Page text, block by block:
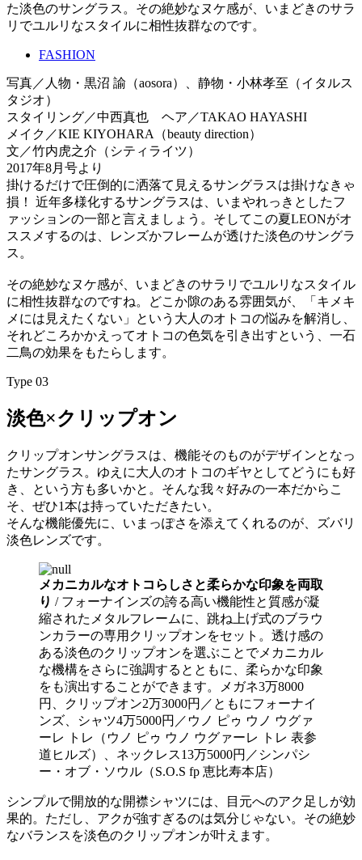
た淡色のサングラス。その絶妙なヌケ感が、いまどきのサラ
リでユルリなスタイルに相性抜群なのです。
FASHION
写真／人物・黒沼 諭（aosora）、静物・小林孝至（イタルス
タジオ）
スタイリング／中西真也 ヘア／TAKAO HAYASHI
メイク／KIE KIYOHARA（beauty direction）
文／竹内虎之介（シティライツ）
2017年8月号より
掛けるだけで圧倒的に洒落て見えるサングラスは掛けなきゃ
損！ 近年多様化するサングラスは、いまやれっきとしたフ
ァッションの一部と言えましょう。そしてこの夏LEONがオ
ススメするのは、レンズかフレームが透けた淡色のサングラ
ス。
その絶妙なヌケ感が、いまどきのサラリでユルリなスタイル
に相性抜群なのですね。どこか隙のある雰囲気が、「キメキ
メには見えたくない」という大人のオトコの悩みを解消し、
それどころかかえってオトコの色気を引き出すという、一石
二鳥の効果をもたらします。
Type 03
淡色×クリップオン
クリップオンサングラスは、機能そのものがデザインとなっ
たサングラス。ゆえに大人のオトコのギヤとしてどうにも好
き、という方も多いかと。そんな我々好みの一本だからこ
そ、ぜひ1本は持っていただきたい。
そんな機能優先に、いまっぽさを添えてくれるのが、ズバリ
淡色レンズです。
メカニカルなオトコらしさと柔らかな印象を両取
り / フォーナインズの誇る高い機能性と質感が凝
縮されたメタルフレームに、跳ね上げ式のブラウ
ンカラーの専用クリップオンをセット。透け感の
ある淡色のクリップオンを選ぶことでメカニカル
な機構をさらに強調するとともに、柔らかな印象
をも演出することができます。メガネ3万8000
円、クリップオン2万3000円／ともにフォーナイ
ンズ、シャツ4万5000円／ウノ ピゥ ウノ ウグァ
ーレ トレ（ウノ ピゥ ウノ ウグァーレ トレ 表参
道ヒルズ）、ネックレス13万5000円／シンパシ
ー・オブ・ソウル（S.O.S fp 恵比寿本店）
シンプルで開放的な開襟シャツには、目元へのアク足しが効
果的。ただし、アクが強すぎるのは気分じゃない。その絶妙
なバランスを淡色のクリップオンが叶えます。